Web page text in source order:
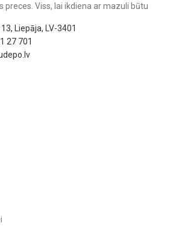
preces. Viss, lai ikdiena ar mazuli būtu
Liepāja, LV-3401
27 701